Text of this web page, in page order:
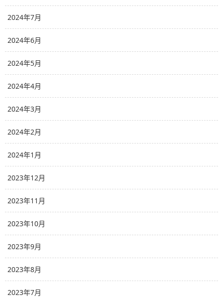
2024年7月
2024年6月
2024年5月
2024年4月
2024年3月
2024年2月
2024年1月
2023年12月
2023年11月
2023年10月
2023年9月
2023年8月
2023年7月